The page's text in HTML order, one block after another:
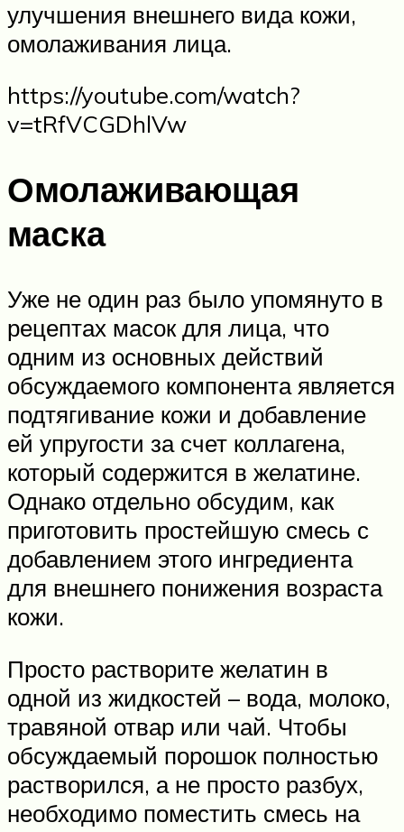
улучшения внешнего вида кожи,
омолаживания лица.
https://youtube.com/watch?
v=tRfVCGDhlVw
Омолаживающая
маска
Уже не один раз было упомянуто в
рецептах масок для лица, что
одним из основных действий
обсуждаемого компонента является
подтягивание кожи и добавление
ей упругости за счет коллагена,
который содержится в желатине.
Однако отдельно обсудим, как
приготовить простейшую смесь с
добавлением этого ингредиента
для внешнего понижения возраста
кожи.
Просто растворите желатин в
одной из жидкостей – вода, молоко,
травяной отвар или чай. Чтобы
обсуждаемый порошок полностью
растворился, а не просто разбух,
необходимо поместить смесь на